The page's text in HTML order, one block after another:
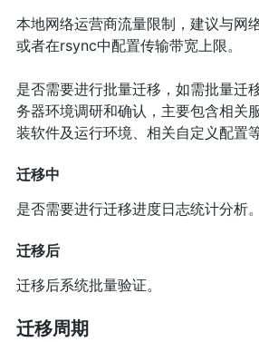
本地网络运营商流量限制，建议与网
或者在rsync中配置传输带宽上限。
是否需要进行批量迁移，如需批量迁
务器环境调研和确认，主要包含相关
装软件及运行环境、相关自定义配置等
迁移中
是否需要进行迁移进度日志统计分析。
迁移后
迁移后系统批量验证。
迁移周期